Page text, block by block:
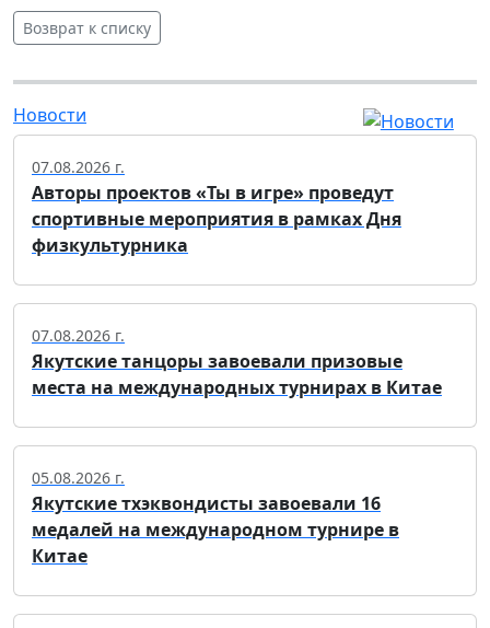
Возврат к списку
Новости
07.08.2026 г.
Авторы проектов «Ты в игре» проведут
спортивные мероприятия в рамках Дня
физкультурника
07.08.2026 г.
Якутские танцоры завоевали призовые
места на международных турнирах в Китае
05.08.2026 г.
Якутские тхэквондисты завоевали 16
медалей на международном турнире в
Китае